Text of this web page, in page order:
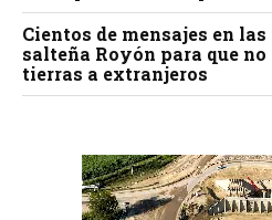
Cientos de mensajes en las
salteña Royón para que
tierras a extranjeros